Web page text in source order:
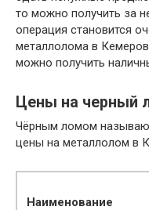
то можно получить за
операция становится
металлолома в
можно получить
Цены на черный
Чёрным ломом
цены на металлолом в
Наименование